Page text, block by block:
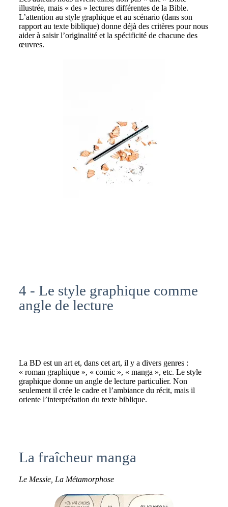
illustrée, mais « des » lectures différentes de la Bible.
L’attention au style graphique et au scénario (dans son
rapport au texte biblique) donne déjà des critères pour nous
aider à saisir l’originalité et la spécificité de chacune des
œuvres.
4 - Le style graphique comme
angle de lecture
La BD est un art et, dans cet art, il y a divers genres :
« roman graphique », « comic », « manga », etc. Le style
graphique donne un angle de lecture particulier. Non
seulement il crée le cadre et l’ambiance du récit, mais il
oriente l’interprétation du texte biblique.
La fraîcheur manga
Le Messie, La Métamorphose